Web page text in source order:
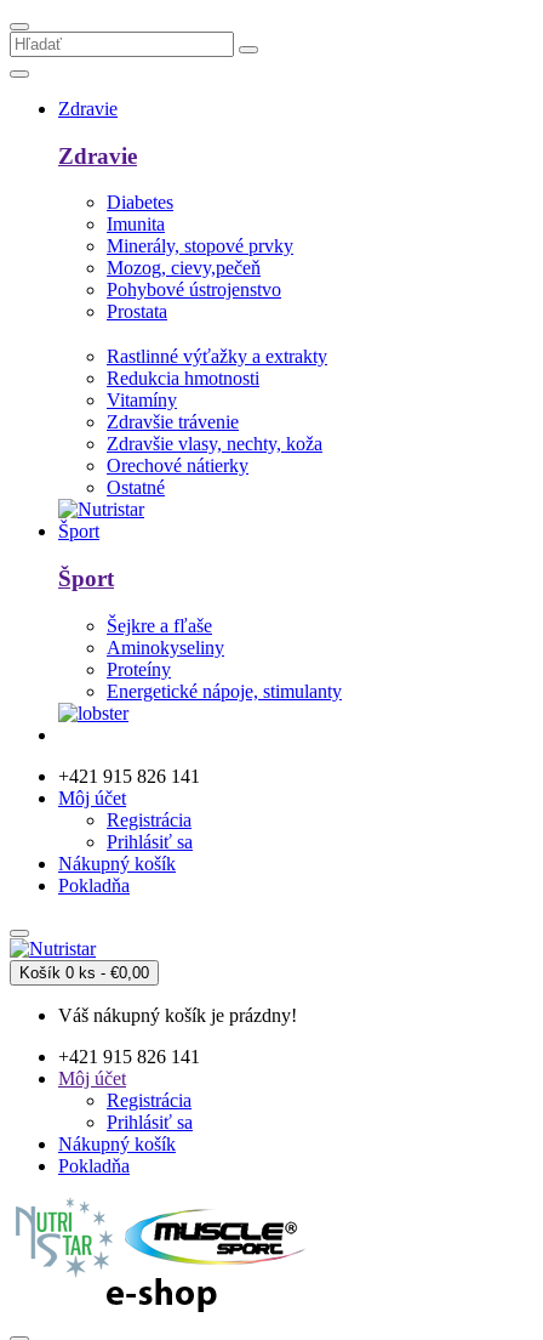
Zdravie
Zdravie
Diabetes
Imunita
Minerály, stopové prvky
Mozog, cievy,pečeň
Pohybové ústrojenstvo
Prostata
Rastlinné výťažky a extrakty
Redukcia hmotnosti
Vitamíny
Zdravšie trávenie
Zdravšie vlasy, nechty, koža
Orechové nátierky
Ostatné
Šport
Šport
Šejkre a fľaše
Aminokyseliny
Proteíny
Energetické nápoje, stimulanty
+421 915 826 141
Môj účet
Registrácia
Prihlásiť sa
Nákupný košík
Pokladňa
Košík 0 ks - €0,00
Váš nákupný košík je prázdny!
+421 915 826 141
Môj účet
Registrácia
Prihlásiť sa
Nákupný košík
Pokladňa